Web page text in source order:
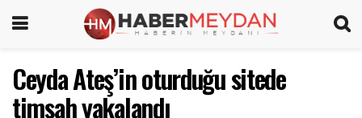
Ceyda Ateş’in oturduğu sitede
timsah yakalandı